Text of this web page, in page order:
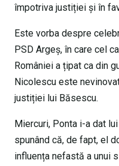
împotriva justiției și în
Este vorba despre
PSD Argeș, în care cel
României a țipat ca din
Nicolescu este
justiției lui Băsescu.
Miercuri, Ponta i-a dat
spunând că, de fapt, el
influența nefastă a unui